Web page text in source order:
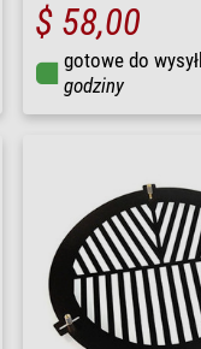
$ 58,00
gotowe do
godziny